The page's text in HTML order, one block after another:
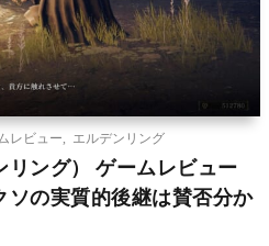
レビュー エルデンリング
リング） ゲームレビュー
ソの実質的後継は賛否分か